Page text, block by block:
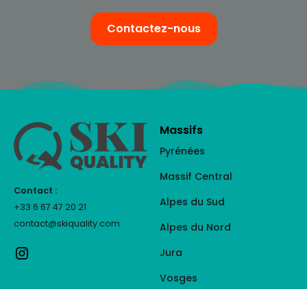
Contactez-nous
Contact :
+33 6 67 47 20 21
contact@skiquality.com
Massifs
Pyrénées
Massif Central
Alpes du Sud
Alpes du Nord
Jura
Vosges